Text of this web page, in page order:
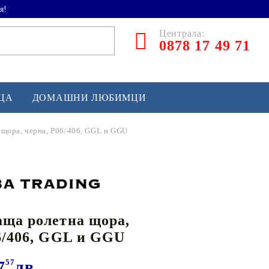
Централа:
0878 17 49 71
и софтбол
и лакрос
спортно оборудване
ДОМАШНИ ЛЮБИМЦИ
черна, P06/406, GGL и GGU
ролетна щора,
406, GGL и GGU
57